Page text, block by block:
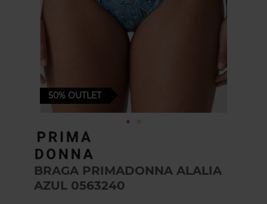
BRAGA PRIMADONNA ALALIA
AZUL 0563240
beginning
50% OUTLET